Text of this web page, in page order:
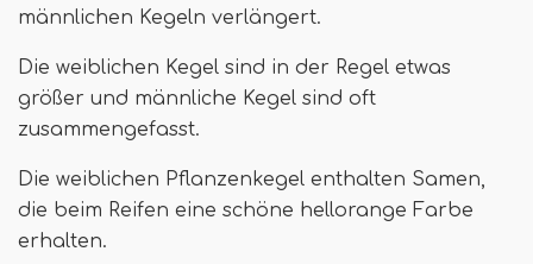
männlichen Kegeln verlängert.
Die weiblichen Kegel sind in der Regel etwas
größer und männliche Kegel sind oft
zusammengefasst.
Die weiblichen Pflanzenkegel enthalten Samen,
die beim Reifen eine schöne hellorange Farbe
erhalten.